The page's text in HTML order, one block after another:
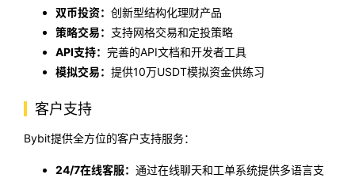
双币投资： 创新型结构化理财产品
策略交易： 支持网格交易和定投策略
API支持： 完善的API文档和开发者工具
模拟交易： 提供10万USDT模拟资金供练习
客户支持
Bybit提供全方位的客户支持服务：
24/7在线客服： 通过在线聊天和工单系统提供多语言支